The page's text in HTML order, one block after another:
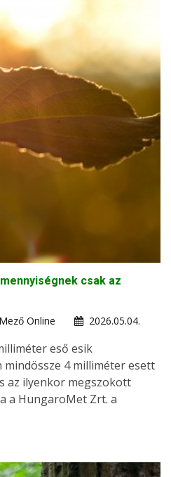
csak az
Online
2026.05.04.
eső esik
4 milliméter esett
az ilyenkor megszokott
a HungaroMet Zrt. a